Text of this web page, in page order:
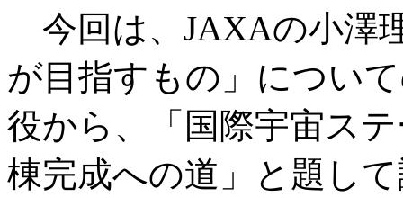
今回は、JAXAの小澤
が目指すもの」につい
役から、「国際宇宙ス
棟完成への道」と題し